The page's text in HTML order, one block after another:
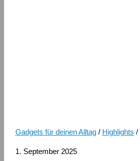
Gadgets für deinen Alltag/ Highlights /
1. September 2025